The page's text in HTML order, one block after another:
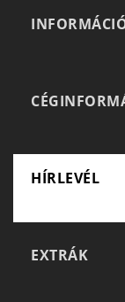
HÍRLEVÉL
EXTRÁK